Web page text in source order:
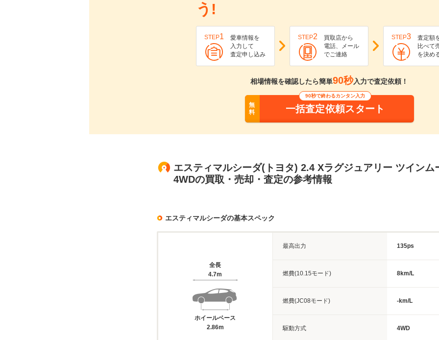
う!
STEP1
愛車情報を
入力して
査定申し込み
STEP2
買取店から
電話、メール
でご連絡
STEP3
査定額
比べて
を決め
相場情報を確認したら簡単90秒入力で査定依頼！
無
料
90秒で終わるカンタン入力
一括査定依頼スタート
エスティマルシーダ(トヨタ) 2.4 Xラグジュアリー ツインム
4WDの買取・売却・査定の参考情報
エスティマルシーダの基本スペック
全長
4.7m
ホイールベース
2.86m
最高出力 135ps
燃費(10.15モード) 8km/L
燃費(JC08モード) -km/L
駆動方式 4WD